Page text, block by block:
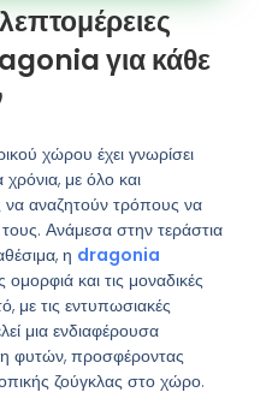
για κάθε
χώρου έχει γνωρίσει
χρόνια, με όλο και
αναζητούν τρόπους να
Ανάμεσα στην τεράστια
η dragonia
ομορφιά και τις μοναδικές
με τις εντυπωσιακές
μια ενδιαφέρουσα
φυτών, προσφέροντας
ζούγκλας στο χώρο.